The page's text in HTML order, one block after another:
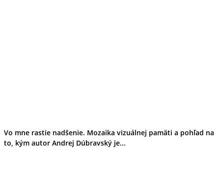
Vo mne rastie nadšenie. Mozaika vizuálnej pamäti a pohľad na
to, kým autor Andrej Dúbravský je...